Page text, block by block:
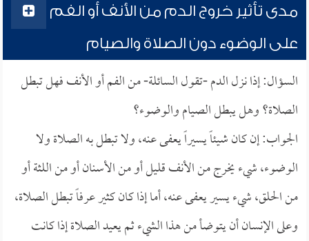
مدى تأثير خروج الدم من الأنف أو الفم
على الوضوء دون الصلاة والصيام
السؤال: إذا نزل الدم -تقول السائلة- من الفم أو الأنف فهل تبطل
الصلاة؟ وهل يبطل الصيام والوضوء؟
الجواب: إن كان شيئاً يسيراً يعفى عنه، ولا تبطل به الصلاة ولا
الوضوء، شيء يخرج من الأنف قليل أو من الأسنان أو من اللثة أو
من الحلق، شيء يسير يعفى عنه، أما إذا كان كثير عرفاً تبطل الصلاة،
وعلى الإنسان أن يتوضأ من هذا الشيء ثم يعيد الصلاة إذا كانت